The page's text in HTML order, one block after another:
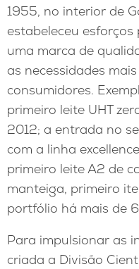
1955, no interior de
estabeleceu
uma marca de
as necessidades
consumidores.
primeiro leite UHT
2012; a entrada no
com a linha
primeiro leite A2 de
manteiga, primeiro
portfólio há mais de
Para impulsionar as
criada a Divisão